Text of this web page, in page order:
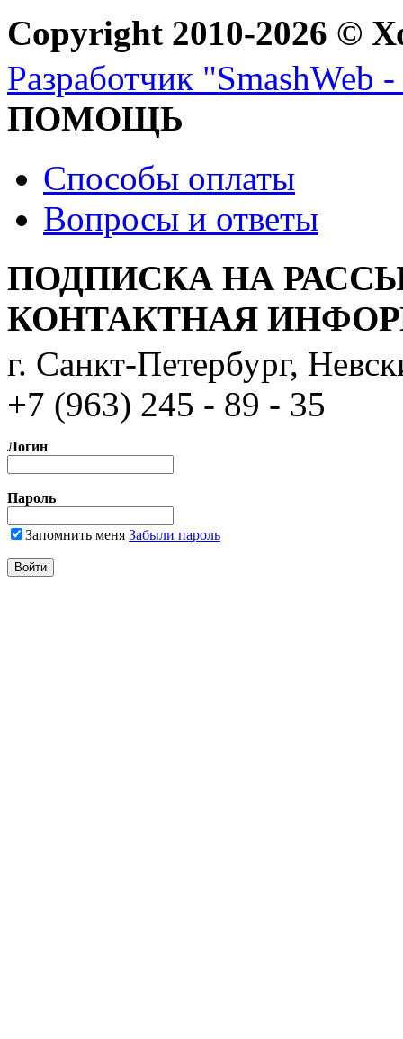
Copyright 2010-2026 ©
Разработчик "SmashWeb
ПОМОЩЬ
Способы оплаты
Вопросы и ответы
ПОДПИСКА НА
КОНТАКТНАЯ
г. Санкт-Петербург,
+7 (963) 245 - 89 - 35
Логин
Пароль
Запомнить меня Забыли пароль